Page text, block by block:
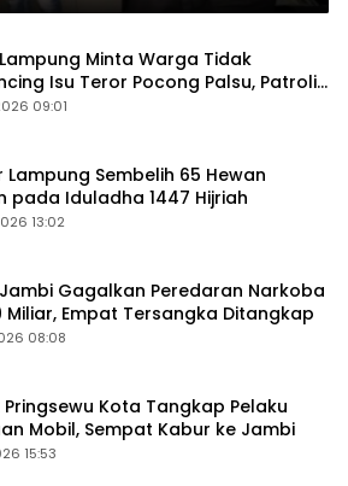
Minta Warga Tidak
Isu Teror Pocong Palsu, Patroli
Ditingkatkan
09:01
Lampung Sembelih 65 Hewan
pada Iduladha 1447 Hijriah
13:02
Gagalkan Peredaran Narkoba
Miliar, Empat Tersangka Ditangkap
08:08
Pringsewu Kota Tangkap Pelaku
Mobil, Sempat Kabur ke Jambi
15:53